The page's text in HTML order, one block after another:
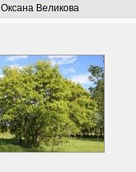
Оксана Великова